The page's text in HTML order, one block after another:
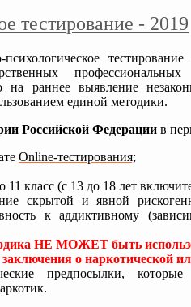
тестирование - 2019
профессиональных
на раннее выявление
единой методики.
Российской Федерации в
Online-тестирования;
11 класс (с 13 до 18 лет
скрытой и явной
к аддиктивному
НЕ МОЖЕТ быть
о наркотической
предпосылки,